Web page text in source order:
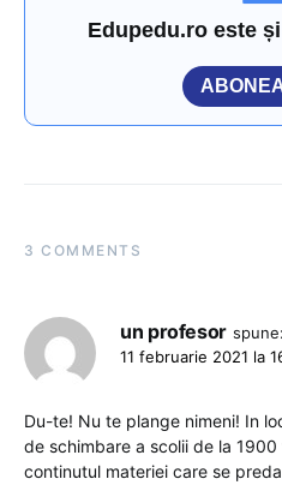
Edupedu.ro este
3 COMMENTS
un profesor spune:
11 februarie 2021 la
Du-te! Nu te plange nimeni! In
de schimbare a scolii de la
continutul materiei care se